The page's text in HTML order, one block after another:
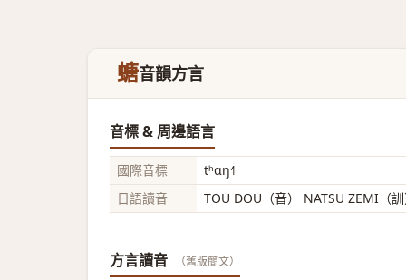
螗音韻方言
音標 & 周邊語言
國際音標
tʰɑŋ˧˥
日語讀音
TOU DOU（音） NATSU ZEMI（
方言讀音 （舊版簡文）